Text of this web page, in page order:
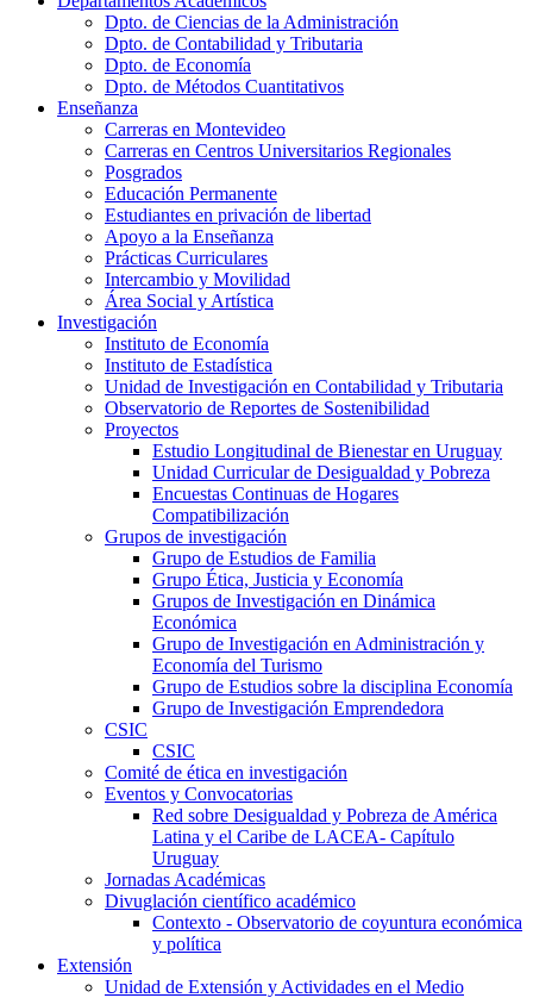
Dpto. de Ciencias de la Administración
Dpto. de Contabilidad y Tributaria
Dpto. de Economía
Dpto. de Métodos Cuantitativos
Enseñanza
Carreras en Montevideo
Carreras en Centros Universitarios Regionales
Posgrados
Educación Permanente
Estudiantes en privación de libertad
Apoyo a la Enseñanza
Prácticas Curriculares
Intercambio y Movilidad
Área Social y Artística
Investigación
Instituto de Economía
Instituto de Estadística
Unidad de Investigación en Contabilidad y Tributaria
Observatorio de Reportes de Sostenibilidad
Proyectos
Estudio Longitudinal de Bienestar en Uruguay
Unidad Curricular de Desigualdad y Pobreza
Encuestas Continuas de Hogares
Compatibilización
Grupos de investigación
Grupo de Estudios de Familia
Grupo Ética, Justicia y Economía
Grupos de Investigación en Dinámica
Económica
Grupo de Investigación en Administración y
Economía del Turismo
Grupo de Estudios sobre la disciplina Economía
Grupo de Investigación Emprendedora
CSIC
CSIC
Comité de ética en investigación
Eventos y Convocatorias
Red sobre Desigualdad y Pobreza de América
Latina y el Caribe de LACEA- Capítulo
Uruguay
Jornadas Académicas
Divuglación científico académico
Contexto - Observatorio de coyuntura económica
y política
Extensión
Unidad de Extensión y Actividades en el Medio